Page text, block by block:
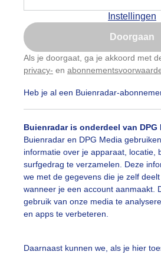
Instellingen
Doorgaan
Als je doorgaat, ga je akkoord met
privacy- en
Heb je al een Buienradar-
Buienradar is onderdeel van DPG
Buienradar en DPG Media
informatie over je apparaat, locatie,
surfgedrag te verzamelen. Deze
we met de gegevens die je zelf
wanneer je een account aanmaakt.
gebruik van onze media te
en apps te verbeteren.
Daarnaast kunnen we, als je hier
Is goed, toon de
Nu niet,
Gebruik je Safari en wil je niet
Klikhierom dit aan te